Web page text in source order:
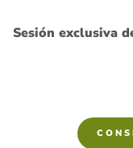
Sesión exclusiva